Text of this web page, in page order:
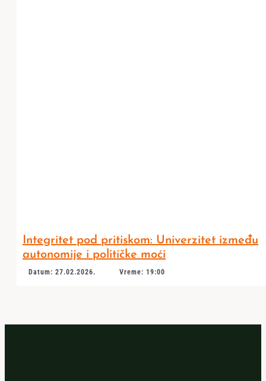
Integritet pod pritiskom: Univerzitet između
autonomije i političke moći
Datum: 27.02.2026. Vreme: 19:00